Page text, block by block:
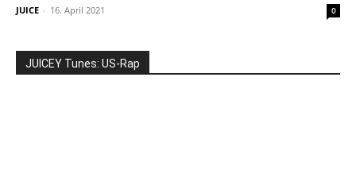
JUICE - 16. April 2021 0
JUICEY Tunes: US-Rap